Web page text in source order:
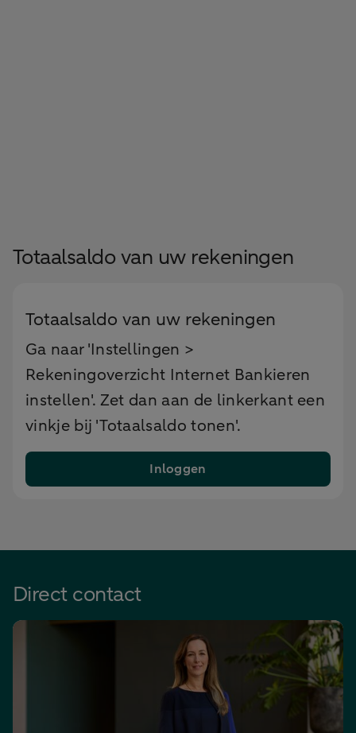
Totaalsaldo van uw rekeningen
Totaalsaldo van uw rekeningen
Ga naar 'Instellingen >
Rekeningoverzicht Internet Bankieren
instellen'. Zet dan aan de linkerkant een
vinkje bij 'Totaalsaldo tonen'.
Inloggen
Direct contact